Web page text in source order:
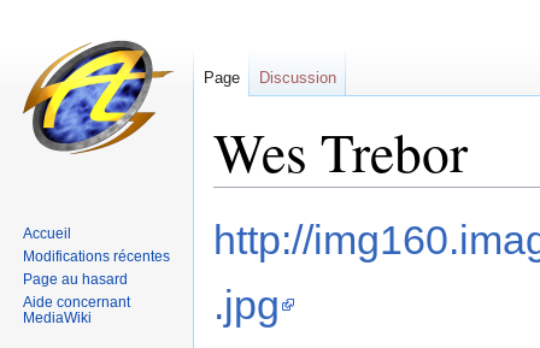
Wes Trebor
Sauter
à
navigation
Sauter
à
recherche
http://
.jpg
Page Discussion
Accueil
Modifications récentes
Page au hasard
Aide concernant
MediaWiki